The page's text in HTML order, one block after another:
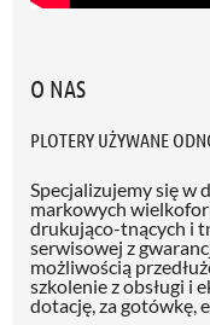
O NAS
PLOTERY UŻYWANE
Specjalizujemy się w
markowych
drukująco-tnących i
serwisowej z
możliwością
szkolenie z obsługi i
dotację, za gotówkę,